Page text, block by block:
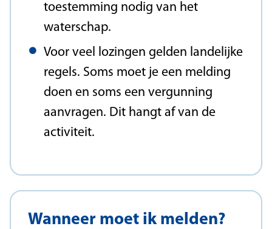
toestemming nodig van het
waterschap.
Voor veel lozingen gelden landelijke
regels. Soms moet je een melding
doen en soms een vergunning
aanvragen. Dit hangt af van de
activiteit.
Wanneer moet ik melden?